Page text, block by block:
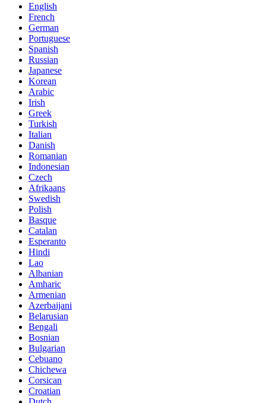
English
French
German
Portuguese
Spanish
Russian
Japanese
Korean
Arabic
Irish
Greek
Turkish
Italian
Danish
Romanian
Indonesian
Czech
Afrikaans
Swedish
Polish
Basque
Catalan
Esperanto
Hindi
Lao
Albanian
Amharic
Armenian
Azerbaijani
Belarusian
Bengali
Bosnian
Bulgarian
Cebuano
Chichewa
Corsican
Croatian